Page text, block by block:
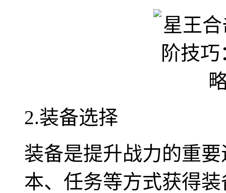
2.装备选择
装备是提升战力的重
本、任务等方式获得